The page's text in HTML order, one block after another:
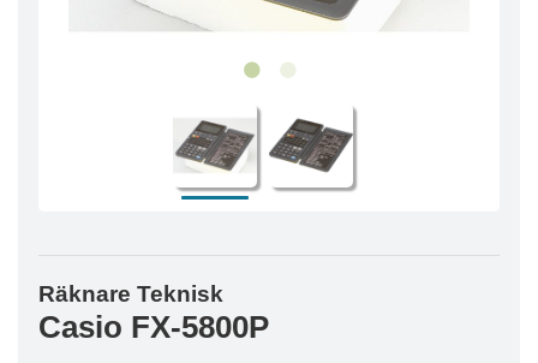
Räknare Teknisk
Casio FX-5800P